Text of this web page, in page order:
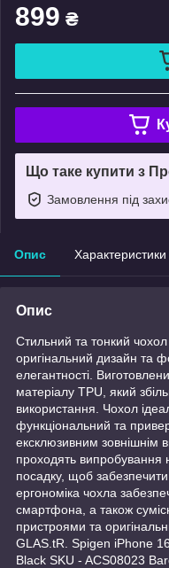
899 ₴
Що таке купити з
Замовлення під
Опис Характеристики
Опис
Стильний та тонкий
оригінальний дизайн та
елегантності.
матеріалу TPU, який
використання. Чохол
функціональний та
ексклюзивним зовнішнім
проходять випробування
посадку, щоб
ергономіка чохла
смартфона, а також
пристроями та
GLAS.tR. Spigen iPhone
Black SKU - ACS08023